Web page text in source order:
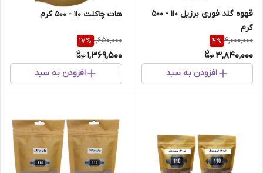
قهوه گلد فوری برزیل 110 - 500
گرم
4,000,000
4%
3,840,000
افزودن به سبد
هات چاکلت 110 - 500 گرم
1,650,000
17%
1,369,500
افزودن به سبد